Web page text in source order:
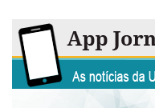
Ouvidoria do Campus
Urgências